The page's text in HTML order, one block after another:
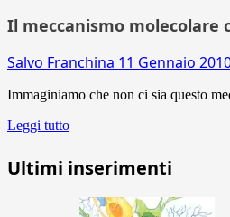
Il meccanismo molecolare
Salvo Franchina 11 Gennaio
Immaginiamo che non ci sia questo
Leggi tutto
Ultimi inserimenti